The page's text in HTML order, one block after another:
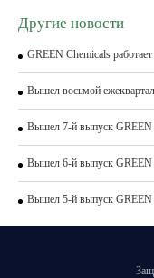
Другие новости
GREEN Chemicals
Вышел восьмой
Вышел 7-й выпуск GREEN
Вышел 6-й выпуск GREEN
Вышел 5-й выпуск GREEN